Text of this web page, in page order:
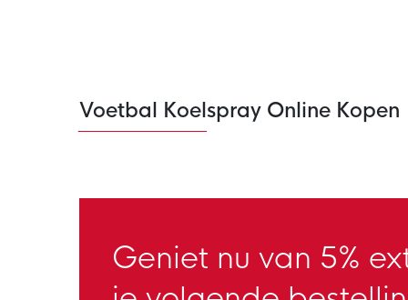
Voetbal Koelspray Online Kopen
Geniet nu van 5%